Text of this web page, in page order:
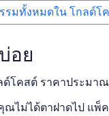
รมทั้งหมดใน โกลด์โ
อย
ด์โคสต์ ราคาประมา
ณไม่ได้ตาฝาดไป แพ็ค